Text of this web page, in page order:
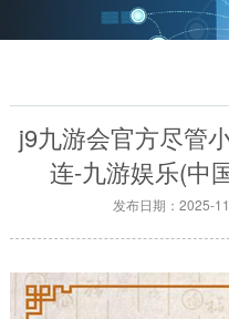
j9九游会官方尽管
连-九游娱乐(中
发布日期：2025-